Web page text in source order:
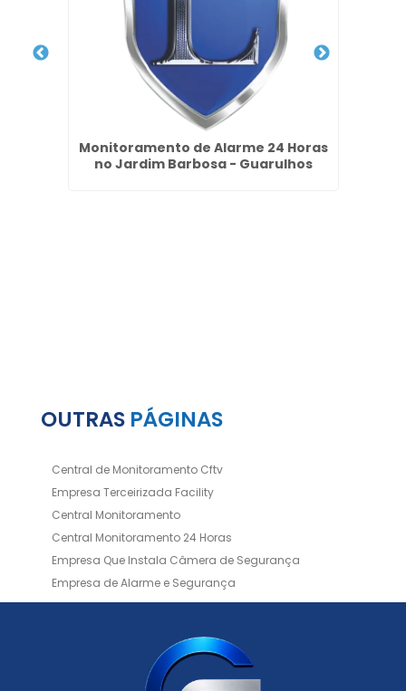
Monitoramento de Alarme 24 Horas
no Jardim Barbosa - Guarulhos
OUTRAS PÁGINAS
Central de Monitoramento Cftv
Empresa Terceirizada Facility
Central Monitoramento
Central Monitoramento 24 Horas
Empresa Que Instala Câmera de Segurança
Empresa de Alarme e Segurança
Empresa de Alarmes
Empresa de Facilities
Empresa de Instalação de Câmeras de Segurança
Empresa de Limpeza e Portaria